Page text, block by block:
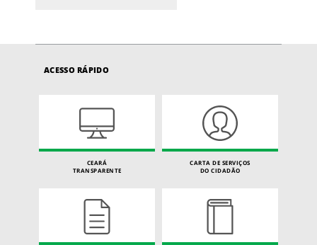
ACESSO RÁPIDO
CEARÁ
TRANSPARENTE
CARTA DE SERVIÇOS
DO CIDADÃO